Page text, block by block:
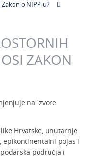
o NIPP-u?
ZAKON
na izvore
Hrvatske, unutarnje
epikontinentalni pojas i
područja i